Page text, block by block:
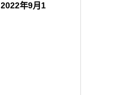
2022年9月 1